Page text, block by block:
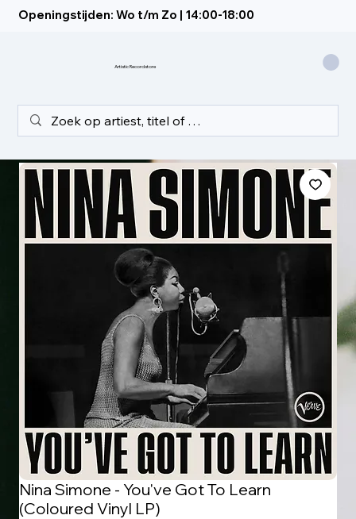
Openingstijden: Wo t/m Zo | 14:00-18:00
Artistic Recordstore
Nina Simone - You've Got To Learn
(Coloured Vinyl LP)